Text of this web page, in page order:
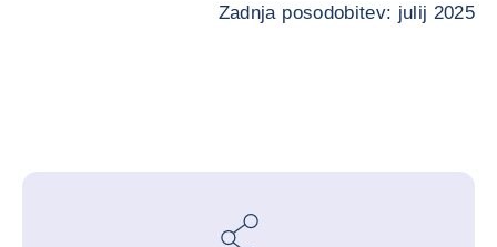
Zadnja posodobitev: julij 2025